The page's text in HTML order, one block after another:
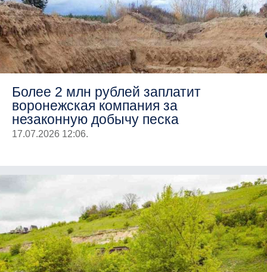
Более 2 млн рублей заплатит
воронежская компания за
незаконную добычу песка
17.07.2026 12:06.